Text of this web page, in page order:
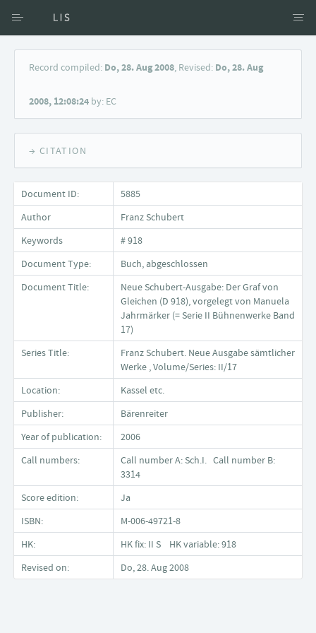
Access via Author
Keyword Search
Record compiled: Do, 28. Aug 2008, Revised: Do, 28. Aug
2008, 12:08:24 by: EC
→ CITATION
Document ID:
5885
Author
Franz Schubert
Keywords
# 918
Document Type:
Buch, abgeschlossen
Document Title:
Neue Schubert-Ausgabe: Der Graf von
Gleichen (D 918), vorgelegt von Manuela
Jahrmärker (= Serie II Bühnenwerke Band
17)
Series Title:
Franz Schubert. Neue Ausgabe sämtlicher
Werke , Volume/Series: II/17
Location:
Kassel etc.
Publisher:
Bärenreiter
Year of publication:
2006
Call numbers:
Call number A: Sch.I. Call number B:
3314
Score edition:
Ja
ISBN:
M-006-49721-8
HK:
HK fix: II S HK variable: 918
Revised on:
Do, 28. Aug 2008